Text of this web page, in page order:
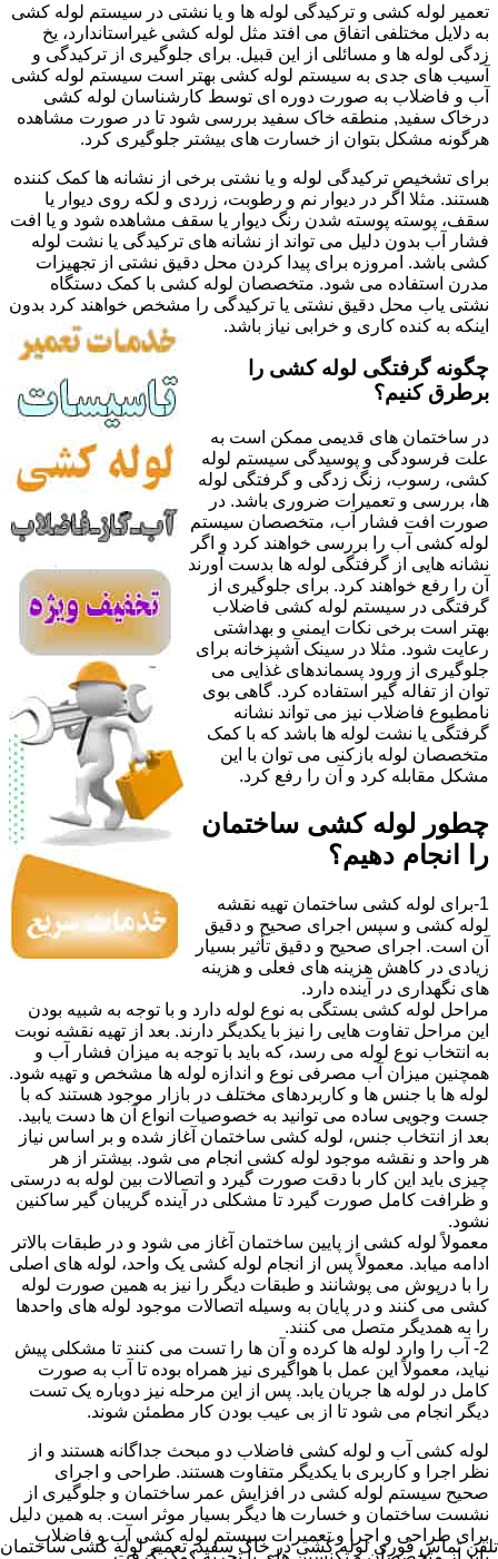
تعمیر لوله کشی و ترکیدگی لوله ها و یا نشتی در سیستم لوله کشی
به دلایل مختلفی اتفاق می افتد مثل لوله کشی غیراستاندارد، یخ
زدگی لوله ها و مسائلی از این قبیل. برای جلوگیری از ترکیدگی و
آسیب های جدی به سیستم لوله کشی بهتر است سیستم لوله کشی
آب و فاضلاب به صورت دوره ای توسط کارشناسان لوله کشی
درخاک سفید, منطقه خاک سفید بررسی شود تا در صورت مشاهده
هرگونه مشکل بتوان از خسارت های بیشتر جلوگیری کرد.
برای تشخیص ترکیدگی لوله و یا نشتی برخی از نشانه ها کمک کننده
هستند. مثلا اگر در دیوار نم و رطوبت، زردی و لکه روی دیوار یا
سقف، پوسته پوسته شدن رنگ دیوار یا سقف مشاهده شود و یا افت
فشار آب بدون دلیل می تواند از نشانه های ترکیدگی یا نشت لوله
کشی باشد. امروزه برای پیدا کردن محل دقیق نشتی از تجهیزات
مدرن استفاده می شود. متخصصان لوله کشی با کمک دستگاه
نشتی یاب محل دقیق نشتی یا ترکیدگی را مشخص خواهند کرد بدون
اینکه به کنده کاری و خرابی نیاز باشد.
چگونه گرفتگی لوله کشی را
برطرق کنیم؟
در ساختمان های قدیمی ممکن است به
علت فرسودگی و پوسیدگی سیستم لوله
کشی، رسوب، زنگ زدگی و گرفتگی لوله
ها، بررسی و تعمیرات ضروری باشد. در
صورت افت فشار آب، متخصصان سیستم
لوله کشی آب را بررسی خواهند کرد و اگر
نشانه هایی از گرفتگی لوله ها بدست آورند
آن را رفع خواهند کرد. برای جلوگیری از
گرفتگی در سیستم لوله کشی فاضلاب
بهتر است برخی نکات ایمنی و بهداشتی
رعایت شود. مثلا در سینک آشپزخانه برای
جلوگیری از ورود پسماندهای غذایی می
توان از تفاله گیر استفاده کرد. گاهی بوی
نامطبوع فاضلاب نیز می تواند نشانه
گرفتگی یا نشت لوله ها باشد که با کمک
متخصصان لوله بازکنی می توان با این
مشکل مقابله کرد و آن را رفع کرد.
چطور لوله کشی ساختمان
را انجام دهیم؟
1-برای لوله کشی ساختمان تهیه نقشه
لوله کشی و سپس اجرای صحیح و دقیق
آن است. اجرای صحیح و دقیق تأثیر بسیار
زیادی در کاهش هزینه های فعلی و هزینه
های نگهداری در آینده دارد.
مراحل لوله کشی بستگی به نوع لوله دارد و با توجه به شبیه بودن
این مراحل تفاوت هایی را نیز با یکدیگر دارند. بعد از تهیه نقشه نوبت
به انتخاب نوع لوله می رسد، که باید با توجه به میزان فشار آب و
همچنین میزان آب مصرفی نوع و اندازه لوله ها مشخص و تهیه شود.
لوله ها با جنس ها و کاربردهای مختلف در بازار موجود هستند که با
جست وجویی ساده می توانید به خصوصیات انواع آن ها دست یابید.
بعد از انتخاب جنس، لوله کشی ساختمان آغاز شده و بر اساس نیاز
هر واحد و نقشه موجود لوله کشی انجام می شود. بیشتر از هر
چیزی باید این کار با دقت صورت گیرد و اتصالات بین لوله به درستی
و ظرافت کامل صورت گیرد تا مشکلی در آینده گریبان گیر ساکنین
نشود.
معمولاً لوله کشی از پایین ساختمان آغاز می شود و در طبقات بالاتر
ادامه میابد. معمولاً پس از انجام لوله کشی یک واحد، لوله های اصلی
را با درپوش می پوشانند و طبقات دیگر را نیز به همین صورت لوله
کشی می کنند و در پایان به وسیله اتصالات موجود لوله های واحدها
را به همدیگر متصل می کنند.
2- آب را وارد لوله ها کرده و آن ها را تست می کنند تا مشکلی پیش
نیاید، معمولاً این عمل با هواگیری نیز همراه بوده تا آب به صورت
کامل در لوله ها جریان یابد. پس از این مرحله نیز دوباره یک تست
دیگر انجام می شود تا از بی عیب بودن کار مطمئن شوند.
لوله کشی آب و لوله کشی فاضلاب دو مبحث جداگانه هستند و از
نظر اجرا و کاربری با یکدیگر متفاوت هستند. طراحی و اجرای
صحیح سیستم لوله کشی در افزایش عمر ساختمان و جلوگیری از
نشست ساختمان و خسارت ها دیگر بسیار موثر است. به همین دلیل
برای طراحی و اجرا و تعمیرات سیستم لوله کشی آب و فاضلاب
تلفن تماس فوریلوله کشی در خاک سفید, تعمیر لوله کشی ساختمان